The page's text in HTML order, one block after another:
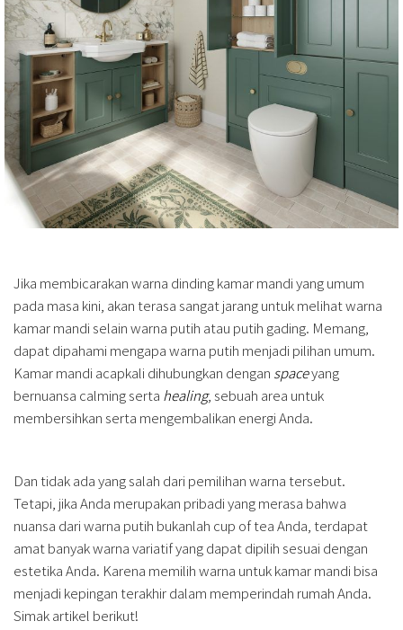
Jika membicarakan warna dinding kamar mandi yang umum
pada masa kini, akan terasa sangat jarang untuk melihat warna
kamar mandi selain warna putih atau putih gading. Memang,
dapat dipahami mengapa warna putih menjadi pilihan umum.
Kamar mandi acapkali dihubungkan dengan spaceyang
bernuansa calming serta healing, sebuah area untuk
membersihkan serta mengembalikan energi Anda.
Dan tidak ada yang salah dari pemilihan warna tersebut.
Tetapi, jika Anda merupakan pribadi yang merasa bahwa
nuansa dari warna putih bukanlah cup of tea Anda, terdapat
amat banyak warna variatif yang dapat dipilih sesuai dengan
estetika Anda. Karena memilih warna untuk kamar mandi bisa
menjadi kepingan terakhir dalam memperindah rumah Anda.
Simak artikel berikut!